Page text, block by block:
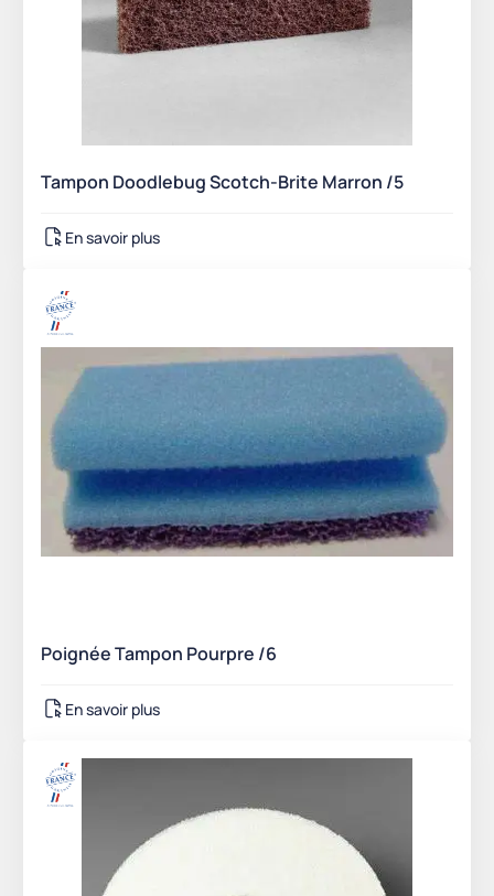
Tampon Doodlebug Scotch-Brite Marron /5
En savoir plus
Poignée Tampon Pourpre /6
En savoir plus